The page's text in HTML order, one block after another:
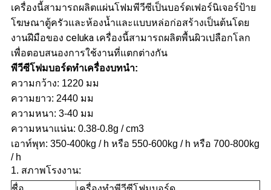
นโยบาย
ความ
เป็น
ส่วน
ตัว
เครื่องนี้สามารถผลิตแผ่นโฟมพีวีซีเป็นบอร์ดเฟอร์นิเจอร์ป้าย
โฆษณาตู้ครัวและห้องน้ำและแบบหล่อก่อสร้างเป็นต้นโดย
งานฝีมือของ celuka เครื่องนี้สามารถผลิตพื้นผิวเปลือกโลก
เพื่อตอบสนองการใช้งานที่แตกต่างกัน
พีวีซีโฟมบอร์ดทำเครื่องบทนำ:
ความกว้าง: 1220 มม
ความยาว: 2440 มม
ความหนา: 3-40 มม
ความหนาแน่น: 0.38-0.8g / cm3
เอาท์พุท: 350-400kg / h หรือ 550-600kg / h หรือ 700-800kg
/ h
1. สภาพโรงงาน: